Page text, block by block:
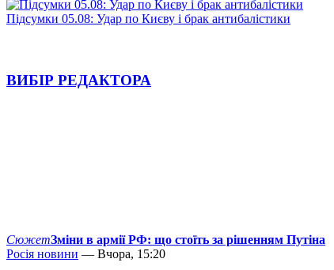
Підсумки 05.08: Удар по Києву і брак антибалістики
ВИБІР РЕДАКТОРА
СюжетЗміни в армії РФ: що стоїть за рішенням Путіна
Росія новини — Вчора, 15:20